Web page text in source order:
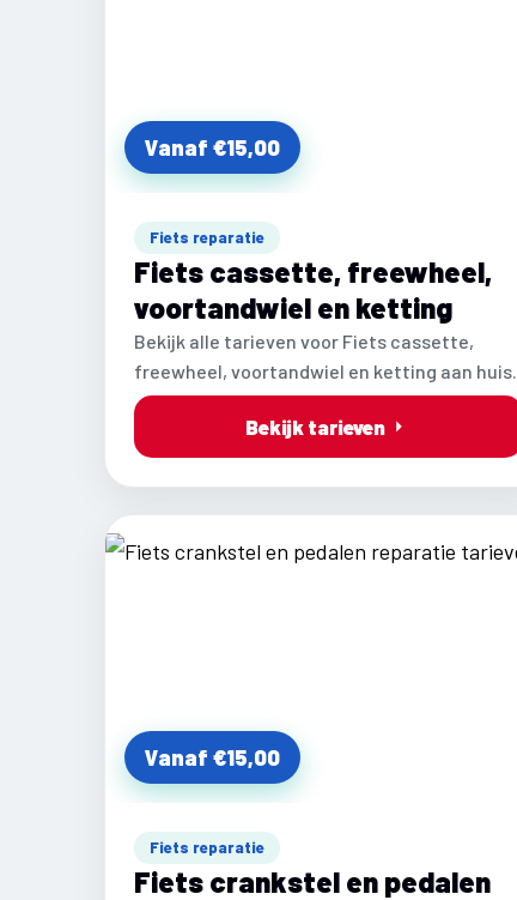
Vanaf €15,00
Fiets reparatie
Fiets cassette, freewheel,
voortandwiel en ketting
Bekijk alle tarieven voor Fiets cassette,
freewheel, voortandwiel en ketting aan huis.
Bekijk tarieven
Vanaf €15,00
Fiets reparatie
Fiets crankstel en pedalen